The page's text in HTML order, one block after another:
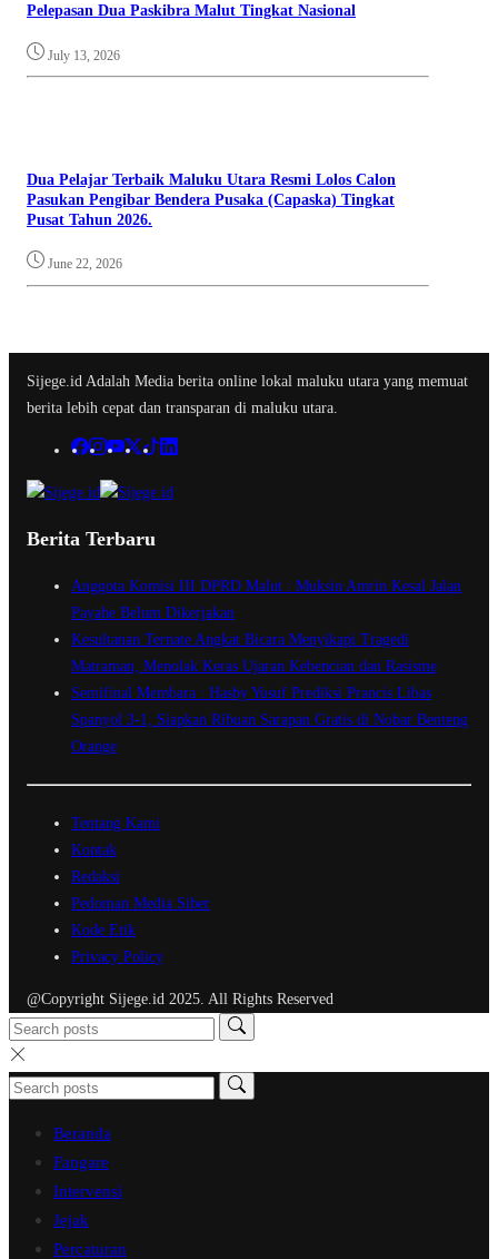
Pelepasan Dua Paskibra Malut Tingkat Nasional
July 13, 2026
Dua Pelajar Terbaik Maluku Utara Resmi Lolos Calon
Pasukan Pengibar Bendera Pusaka (Capaska) Tingkat
Pusat Tahun 2026.
June 22, 2026
Sijege.id Adalah Media berita online lokal maluku utara yang memuat
berita lebih cepat dan transparan di maluku utara.
Berita Terbaru
Anggota Komisi III DPRD Malut : Muksin Amrin Kesal Jalan
Payahe Belum Dikerjakan
Kesultanan Ternate Angkat Bicara Menyikapi Tragedi
Matraman, Menolak Keras Ujaran Kebencian dan Rasisme
Semifinal Membara : Hasby Yusuf Prediksi Prancis Libas
Spanyol 3-1, Siapkan Ribuan Sarapan Gratis di Nobar Benteng
Orange
Tentang Kami
Kontak
Redaksi
Pedoman Media Siber
Kode Etik
Privacy Policy
@Copyright Sijege.id 2025. All Rights Reserved
Beranda
Fangare
Intervensi
Jejak
Percaturan